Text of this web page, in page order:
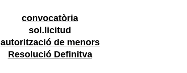
convocatòria
sol.licitud
autorització de menors
Resolució Definitva